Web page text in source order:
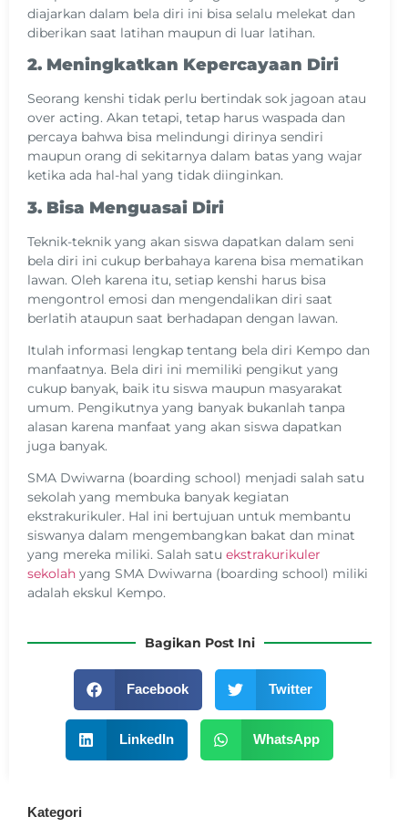
diajarkan dalam bela diri ini bisa selalu melekat dan
diberikan saat latihan maupun di luar latihan.
2. Meningkatkan Kepercayaan Diri
Seorang kenshi tidak perlu bertindak sok jagoan atau
over acting. Akan tetapi, tetap harus waspada dan
percaya bahwa bisa melindungi dirinya sendiri
maupun orang di sekitarnya dalam batas yang wajar
ketika ada hal-hal yang tidak diinginkan.
3. Bisa Menguasai Diri
Teknik-teknik yang akan siswa dapatkan dalam seni
bela diri ini cukup berbahaya karena bisa mematikan
lawan. Oleh karena itu, setiap kenshi harus bisa
mengontrol emosi dan mengendalikan diri saat
berlatih ataupun saat berhadapan dengan lawan.
Itulah informasi lengkap tentang bela diri Kempo dan
manfaatnya. Bela diri ini memiliki pengikut yang
cukup banyak, baik itu siswa maupun masyarakat
umum. Pengikutnya yang banyak bukanlah tanpa
alasan karena manfaat yang akan siswa dapatkan
juga banyak.
SMA Dwiwarna (boarding school) menjadi salah satu
sekolah yang membuka banyak kegiatan
ekstrakurikuler. Hal ini bertujuan untuk membantu
siswanya dalam mengembangkan bakat dan minat
yang mereka miliki. Salah satu ekstrakurikuler
sekolah yang SMA Dwiwarna (boarding school) miliki
adalah ekskul Kempo.
Bagikan Post Ini
Facebook Twitter
LinkedIn WhatsApp
Kategori